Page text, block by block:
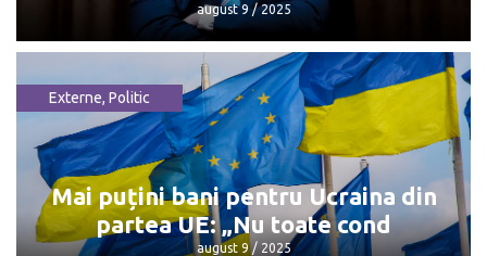
august 9 / 2025
Întâlnirea Trump - Putin: Unde și când
va avea loc
august 9 / 2025
Externe, Politic
Mai puțini bani pentru Ucraina din
partea UE: „Nu toate cond
august 9 / 2025